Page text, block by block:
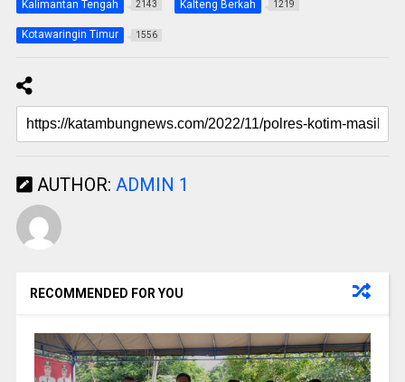
Kalimantan Tengah 2143 Kalteng Berkah 1219
Kotawaringin Timur 1556
AUTHOR: ADMIN 1
RECOMMENDED FOR YOU